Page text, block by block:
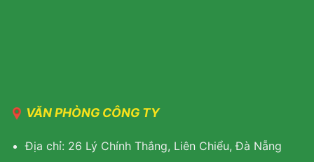
VĂN PHÒNG CÔNG TY
Địa chỉ: 26 Lý Chính Thắng, Liên Chiểu, Đà Nẵng